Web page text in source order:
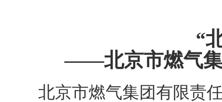
“
——北京市燃气集
北京市燃气集团有限责